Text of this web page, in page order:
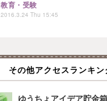
教育・受験
2016.3.24 Thu 15:45
その他アクセスランキン
ゆうちょアイデア貯金